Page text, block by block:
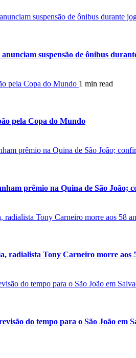
suspensão de ônibus durante
suspensão de ônibus
pela Copa do Mundo 1 min read
pela Copa do Mundo
prêmio na Quina de São João;
prêmio na Quina de São João;
radialista Tony Carneiro morre aos 58
radialista Tony Carneiro morre aos
do tempo para o São João em
do tempo para o São João em